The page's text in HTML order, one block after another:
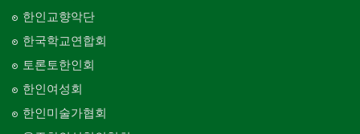
한인교향악단
한국학교연합회
토론토한인회
한인여성회
한인미술가협회